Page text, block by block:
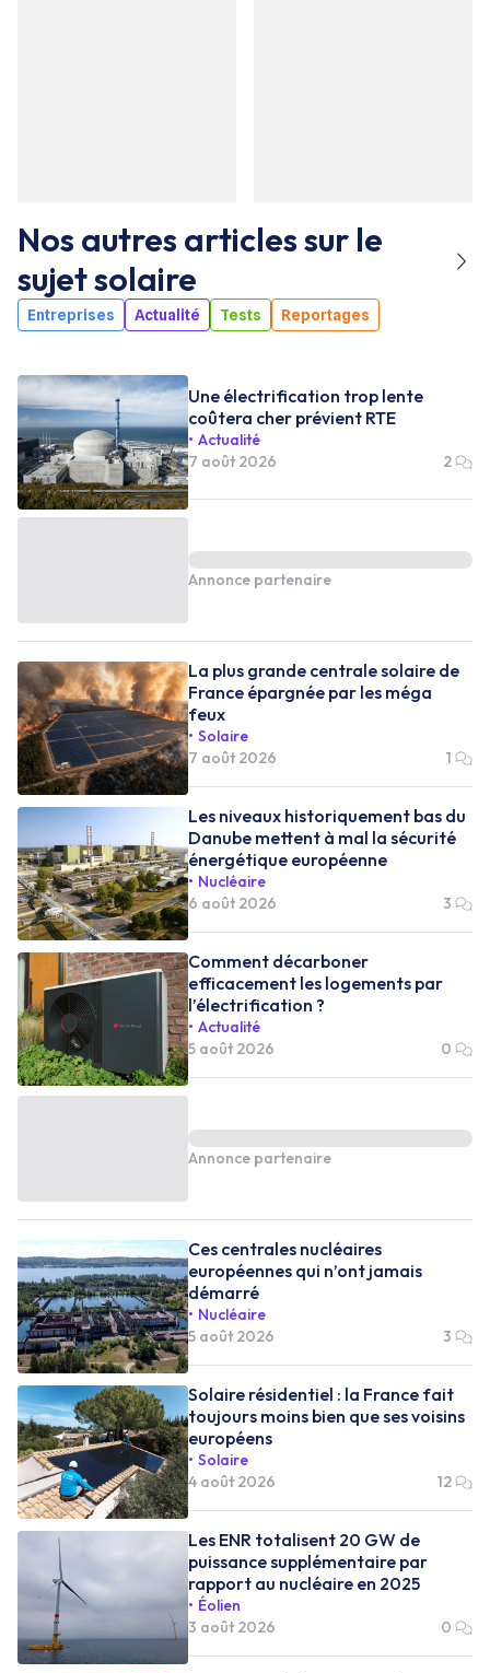
Nos autres articles sur le
sujetsolaire
Entreprises Actualité Tests Reportages
Une électrification trop lente
coûtera cher prévient RTE
Actualité
7 août 2026
2
Annonce partenaire
La plus grande centrale solaire de
France épargnée par les méga
feux
Solaire
7 août 2026
1
Les niveaux historiquement bas du
Danube mettent à mal la sécurité
énergétique européenne
Nucléaire
6 août 2026
3
Comment décarboner
efficacement les logements par
l’électrification ?
Actualité
5 août 2026
0
Annonce partenaire
Ces centrales nucléaires
européennes qui n’ont jamais
démarré
Nucléaire
5 août 2026
3
Solaire résidentiel : la France fait
toujours moins bien que ses voisins
européens
Solaire
4 août 2026
12
Les ENR totalisent 20 GW de
puissance supplémentaire par
rapport au nucléaire en 2025
Éolien
3 août 2026
0